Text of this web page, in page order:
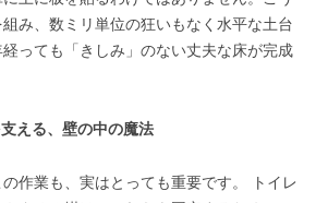
み、数ミリ単位の狂いもなく水平な土台
っても「きしみ」のない丈夫な床が完成
える、壁の中の魔法
作業も、実はとっても重要です。 トイレ